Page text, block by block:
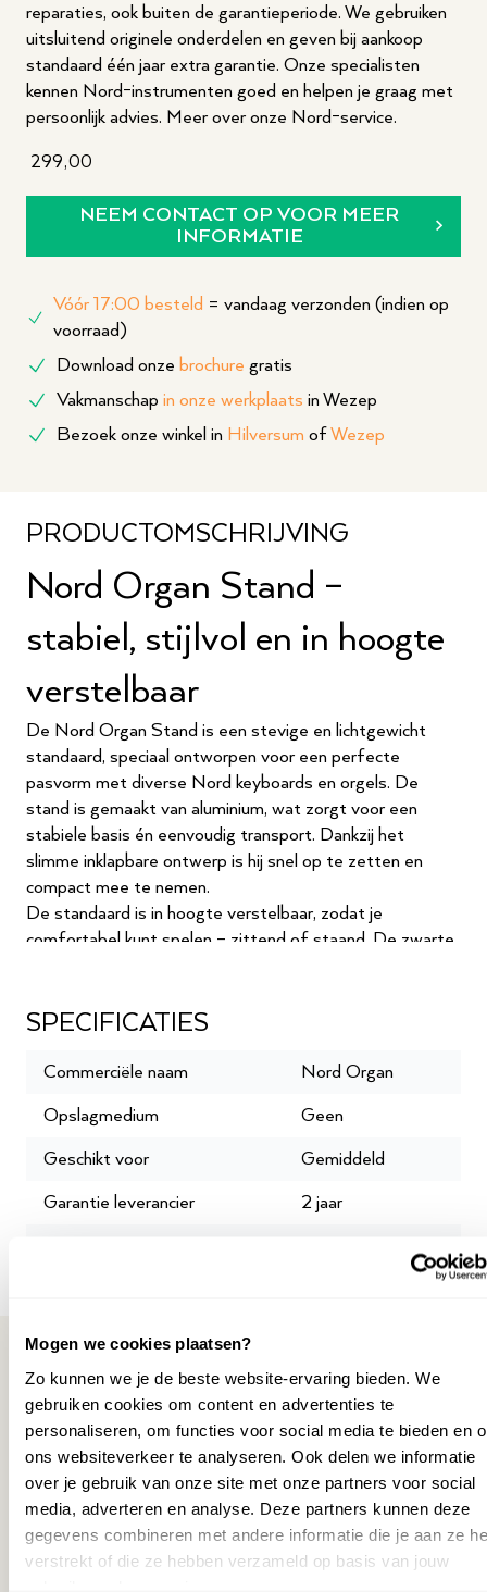
Mogen we cookies plaatsen?
Zo kunnen we je de beste website-ervaring bieden. We
gebruiken cookies om content en advertenties te
personaliseren, om functies voor social media te bieden en
ons websiteverkeer te analyseren. Ook delen we informatie
over je gebruik van onze site met onze partners voor social
media, adverteren en analyse. Deze partners kunnen deze
gegevens combineren met andere informatie die je aan ze
verstrekt of die ze hebben verzameld op basis van jouw
reparaties, ook buiten de garantieperiode. We gebruiken
uitsluitend originele onderdelen en geven bij aankoop
standaard één jaar extra garantie. Onze specialisten
kennen Nord-instrumenten goed en helpen je graag met
persoonlijk advies. Meer over onze Nord-service.
299,00
NEEM CONTACT OP VOOR MEER
INFORMATIE
Vóór 17:00 besteld = vandaag verzonden (indien op
voorraad)
Download onze brochure gratis
Vakmanschap in onze werkplaats in Wezep
Bezoek onze winkel in Hilversum ofWezep
PRODUCTOMSCHRIJVING
Nord Organ Stand –
stabiel, stijlvol en in hoogte
verstelbaar
De Nord Organ Stand is een stevige en lichtgewicht
standaard, speciaal ontworpen voor een perfecte
pasvorm met diverse Nord keyboards en orgels. De
stand is gemaakt van aluminium, wat zorgt voor een
stabiele basis én eenvoudig transport. Dankzij het
slimme inklapbare ontwerp is hij snel op te zetten en
compact mee te nemen.
De standaard is in hoogte verstelbaar, zodat je
comfortabel kunt spelen – zittend of staand. De zwarte
Geschikt voor onder andere:
Clavia Nord Electro 5D 61
Clavia Nord Electro 5D 73
Clavia Nord Electro 6D 73
In hoogte verstelbaar voor optimale speelhouding
Gemaakt van licht, sterk aluminium
Inklapbaar en makkelijk mee te nemen
Kleur: zwart
Kom langs in de winkel
Benieuwd hoe deze standaard aanvoelt onder jouw
instrument? Kom langs in onze winkel en probeer het zelf
SPECIFICATIES
Commerciële naam
Nord Organ
Opslagmedium
Geen
Geschikt voor
Gemiddeld
Garantie leverancier
2 jaar
Misschien ook interessant
NORD SERVICE CENTER